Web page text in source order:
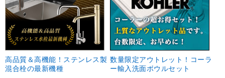
高品質＆高機能！ステンレス製
混合栓の最新機種
数量限定アウトレット！コーラ
ー輸入洗面ボウルセット